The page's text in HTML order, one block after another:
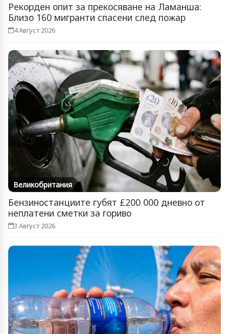
Рекорден опит за прекосяване на Ламанша:
Близо 160 мигранти спасени след пожар
4 Август 2026
Великобритания
Бензиностанциите губят £200 000 дневно от
неплатени сметки за гориво
3 Август 2026